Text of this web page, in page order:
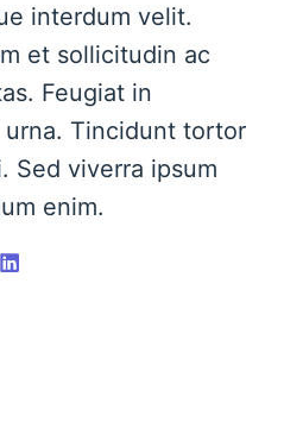
interdum velit.
et sollicitudin ac
Feugiat in
Tincidunt tortor
Sed viverra ipsum
enim.